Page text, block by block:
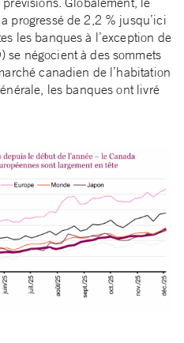
progressé de 2,2 % jusqu’ici
les banques à l’exception de
se négocient à des sommets
canadien de l’habitation
les banques ont livré